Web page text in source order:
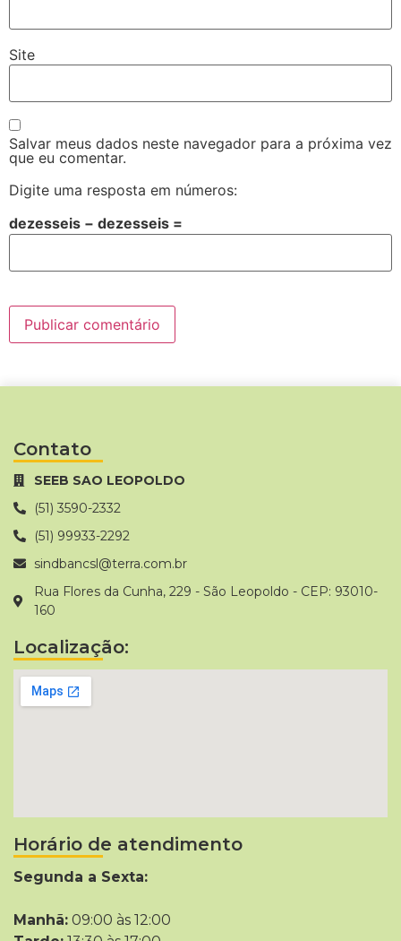
Site
Salvar meus dados neste navegador para a próxima vez
que eu comentar.
Digite uma resposta em números:
dezesseis − dezesseis =
Contato
SEEB SAO LEOPOLDO
(51) 3590-2332
(51) 99933-2292
sindbancsl@terra.com.br
Rua Flores da Cunha, 229 - São Leopoldo - CEP: 93010-
160
Localização:
Horário de atendimento
Segunda a Sexta:
Manhã: 09:00 às 12:00